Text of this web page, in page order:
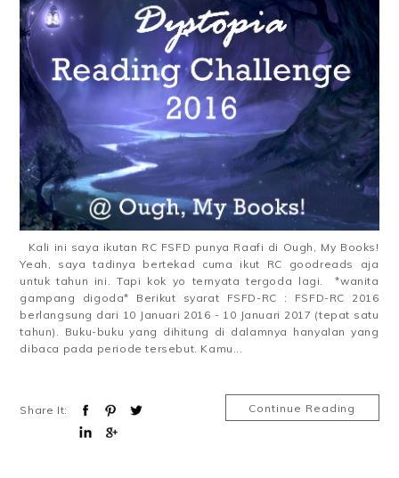
Kali ini saya ikutan RC FSFD punya Raafi di Ough, My Books!
Yeah, saya tadinya bertekad cuma ikut RC goodreads aja
untuk tahun ini. Tapi kok yo ternyata tergoda lagi. *wanita
gampang digoda* Berikut syarat FSFD-RC : FSFD-RC 2016
berlangsung dari 10 Januari 2016 - 10 Januari 2017 (tepat satu
tahun). Buku-buku yang dihitung di dalamnya hanyalan yang
dibaca pada periode tersebut. Kamu...
Share It: Continue Reading